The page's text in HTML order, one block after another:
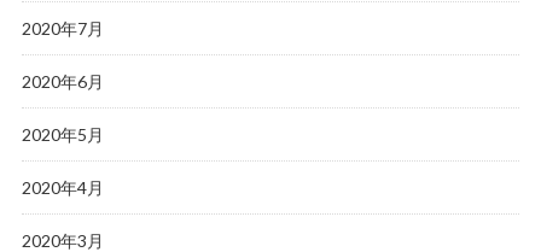
2020年7月
2020年6月
2020年5月
2020年4月
2020年3月